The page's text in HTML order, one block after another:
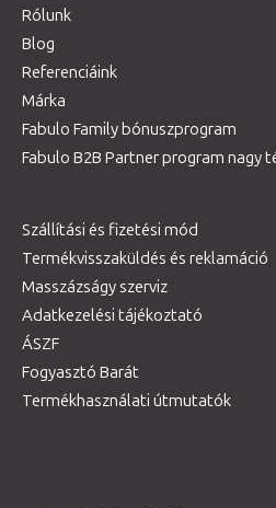
Rólunk
Blog
Referenciáink
Márka
Fabulo Family bónuszprogram
Fabulo B2B Partner program nagy
Szállítási és fizetési mód
Termékvisszaküldés és reklamáció
Masszázságy szerviz
Adatkezelési tájékoztató
ÁSZF
Fogyasztó Barát
Termékhasználati útmutatók